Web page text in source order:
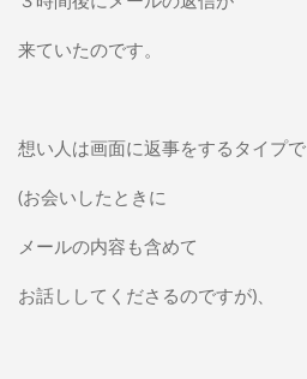
来ていたのです。
想い人は画面に返事をするタイプで
(お会いしたときに
メールの内容も含めて
お話ししてくださるのですが)、